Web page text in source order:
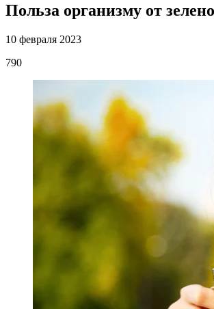
Польза организму от
10 февраля 2023
790